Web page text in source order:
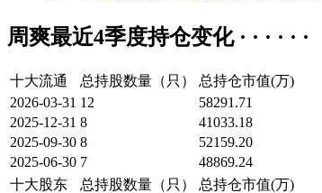
周爽最近4季度持仓变化 · · · · · ·
十大流通 总持股数量（只）
总持仓市值(万)
2026-03-31 12
58291.71
2025-12-31 8
41033.18
2025-09-30 8
52159.20
2025-06-30 7
48869.24
十大股东
总持股数量（只）
总持仓市值(万)